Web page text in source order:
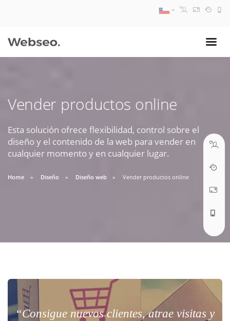
Vender productos online
Esta solución ofrece flexibilidad, control sobre el
diseño y el contenido de la web para vender en
cualquier momento y en cualquier lugar.
Home Diseño Diseño web Vender productos online
“Consigue nuevos clientes, atrae visitas y
09:30 AM A 18:30 PM
soporte@webseo.cl
ABRIR TICKET